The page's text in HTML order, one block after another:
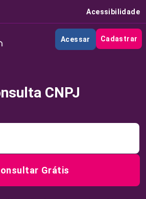
Acessibilidade
Acessar Cadastrar
CNPJ
Grátis